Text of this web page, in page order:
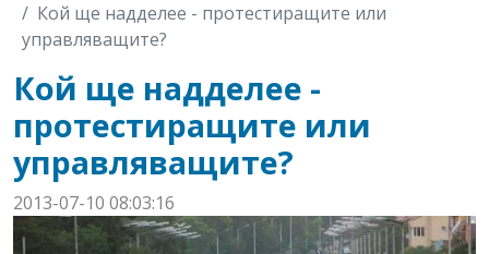
Кой ще надделее - протестиращите или
управляващите?
Кой ще надделее -
протестиращите или
управляващите?
2013-07-10 08:03:16